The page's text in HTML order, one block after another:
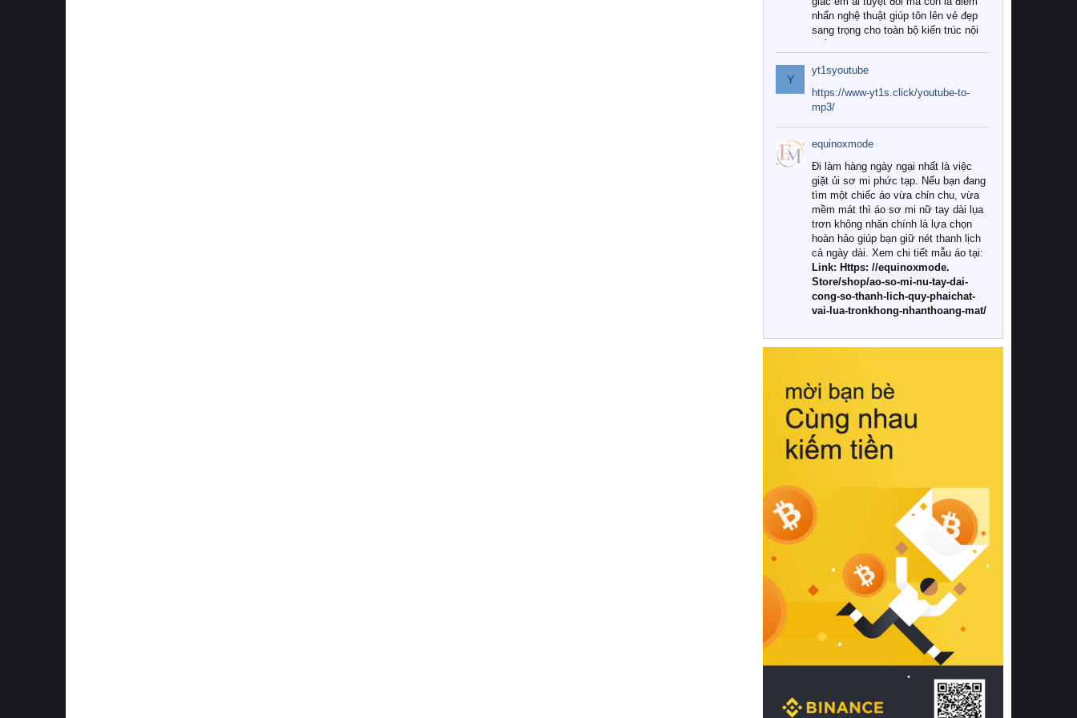
nhấn nghệ thuật giúp tôn lên vẻ đẹp
sang trọng cho toàn bộ kiến trúc nội
Tuy nhiên, giữa thị trường đa dạng
với vô vàn thương hiệu và mẫu mã
như hiện nay, làm thế nào để chọn
được những bộ chăn ga gối đệm cao
cấp thực sự chất lượng, phù hợp với
khí hậu và nhu cầu sử dụng của gia
đình? Hãy cùng chúng tôi đi tìm lời
giải đáp chi tiết qua bài viết dưới đây.
1. Tại sao các gia đình hiện đại lại ưa
chuộng chăn ga gối đệm cao cấp?
Khác với các dòng sản phẩm thông
thường, những bộ chăn ga gối đệm
cao cấp trải qua quy trình sản xuất
nghiêm ngặt từ khâu chọn lọc nguyên
liệu tự nhiên đến công nghệ dệt
nhuộm hiện đại không chứa hóa chất
này, bạn sẽ cảm nhận rõ rệt sự khác
hồi chuẩn xác của phần đệm nâng đỡ
cột sống.
Bên cạnh đó, việc lựa chọn các dòng
sản phẩm đạt chuẩn chất lượng quốc
tế còn giúp ngăn ngừa tình trạng kích
khuẩn và nấm mốc trong điều kiện
thời tiết nóng ẩm. Bạn có thể tìm hiểu
thêm các nghiên cứu khoa học về tác
động của giấc ngủ và môi trường
phòng ngủ đối với sức khỏe con
người tại Sleep Foundation (External
Link) để có cái nhìn toàn diện hơn.
2. Các tiêu chí vàng khi lựa chọn
chăn ga gối đệm cao cấp cho phòng
ngủ
Để sở hữu một bộ chăn ga gối đệm
cao cấp hoàn hảo cả về thẩm mỹ lẫn
công năng, người tiêu dùng cần cân
nhắc kỹ lưỡng các tiêu chí quan trọng
Y
yt1syoutube
https://www-yt1s.click/youtube-to-
mp3/
equinoxmode
Đi làm hàng ngày ngại nhất là việc
giặt ủi sơ mi phức tạp. Nếu bạn đang
tìm một chiếc áo vừa chỉn chu, vừa
mềm mát thì áo sơ mi nữ tay dài lụa
trơn không nhăn chính là lựa chọn
hoàn hảo giúp bạn giữ nét thanh lịch
cả ngày dài. Xem chi tiết mẫu áo tại:
Link: Https: //equinoxmode.
Store/shop/ao-so-mi-nu-tay-dai-
cong-so-thanh-lich-quy-phaichat-
vai-lua-tronkhong-nhanthoang-mat/